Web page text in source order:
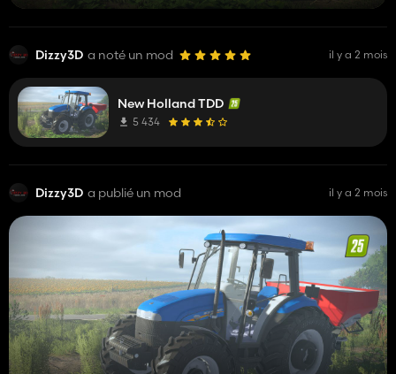
Dizzy3D a noté un mod il y a 2 mois
New Holland TDD
5 434
Dizzy3D a publié un mod il y a 2 mois